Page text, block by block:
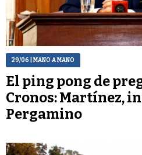
29/06 | MANO A MANO
El ping pong de
Cronos: Martínez,
Pergamino